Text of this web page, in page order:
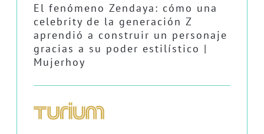
El fenómeno Zendaya: cómo una
celebrity de la generación Z
aprendió a construir un personaje
gracias a su poder estilístico |
Mujerhoy